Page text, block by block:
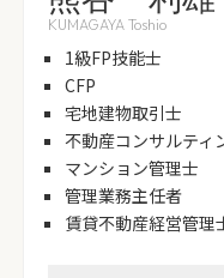
KUMAGAYA Toshio
1級FP技能士
CFP
宅地建物取引士
不動産コンサルティ
マンション管理士
管理業務主任者
賃貸不動産経営管理